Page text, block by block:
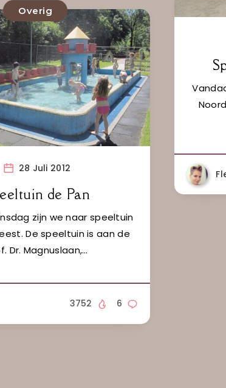
Overig
28 Juli 2012
de Pan
zijn we naar speeltuin
De speeltuin is aan de
Dr. Magnuslaan,…
6
3752